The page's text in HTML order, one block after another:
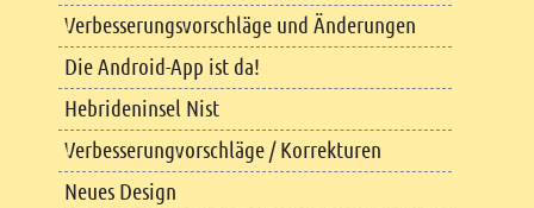
Verbesserungsvorschläge und Änderungen
Die Android-App ist da!
Hebrideninsel Nist
Verbesserungvorschläge / Korrekturen
Neues Design